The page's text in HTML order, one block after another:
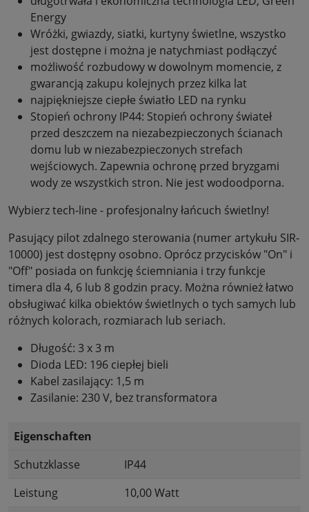
Energy
Wróżki, gwiazdy, siatki, kurtyny świetlne, wszystko
jest dostępne i można je natychmiast podłączyć
możliwość rozbudowy w dowolnym momencie, z
gwarancją zakupu kolejnych przez kilka lat
najpiękniejsze ciepłe światło LED na rynku
Stopień ochrony IP44: Stopień ochrony świateł
przed deszczem na niezabezpieczonych ścianach
domu lub w niezabezpieczonych strefach
wejściowych. Zapewnia ochronę przed bryzgami
wody ze wszystkich stron. Nie jest wodoodporna.
Wybierz tech-line - profesjonalny łańcuch świetlny!
Pasujący pilot zdalnego sterowania (numer artykułu SIR-
10000) jest dostępny osobno. Oprócz przycisków "On" i
"Off" posiada on funkcję ściemniania i trzy funkcje
timera dla 4, 6 lub 8 godzin pracy. Można również łatwo
obsługiwać kilka obiektów świetlnych o tych samych lub
różnych kolorach, rozmiarach lub seriach.
Długość: 3 x 3 m
Dioda LED: 196 ciepłej bieli
Kabel zasilający: 1,5 m
Zasilanie: 230 V, bez transformatora
Eigenschaften
Schutzklasse
IP44
Leistung
10,00 Watt